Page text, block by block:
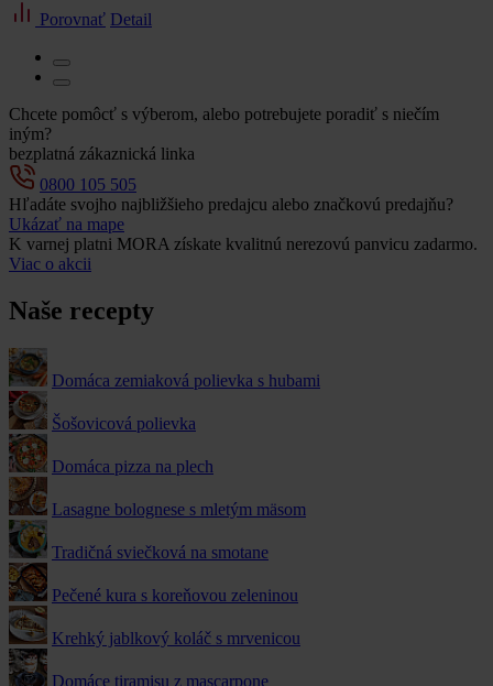
Porovnať Detail
Chcete pomôcť s výberom, alebo potrebujete poradiť s niečím
iným?
bezplatná zákaznická linka
0800 105 505
Hľadáte svojho najbližšieho predajcu alebo značkovú predajňu?
Ukázať na mape
K varnej platni MORA získate kvalitnú nerezovú panvicu zadarmo.
Viac o akcii
Naše recepty
Domáca zemiaková polievka s hubami
Šošovicová polievka
Domáca pizza na plech
Lasagne bolognese s mletým mäsom
Tradičná sviečková na smotane
Pečené kura s koreňovou zeleninou
Krehký jablkový koláč s mrvenicou
Domáce tiramisu z mascarpone